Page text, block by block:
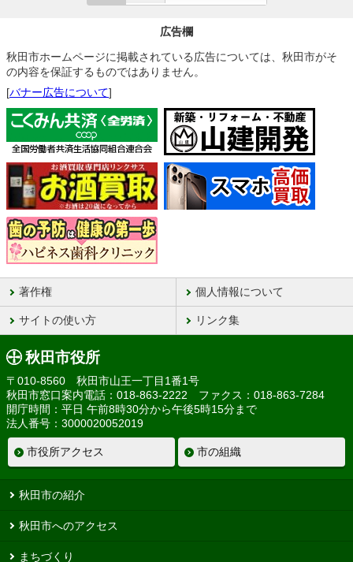
広告欄
秋田市ホームページに掲載されている広告については、秋田市がそ
の内容を保証するものではありません。
[バナー広告について]
著作権 個人情報について
サイトの使い方 リンク集
秋田市役所
〒010-8560 秋田市山王一丁目1番1号
秋田市窓口案内電話：018-863-2222 ファクス：018-863-7284
開庁時間：平日 午前8時30分から午後5時15分まで
法人番号：3000020052019
市役所アクセス 市の組織
秋田市の紹介
秋田市へのアクセス
まちづくり